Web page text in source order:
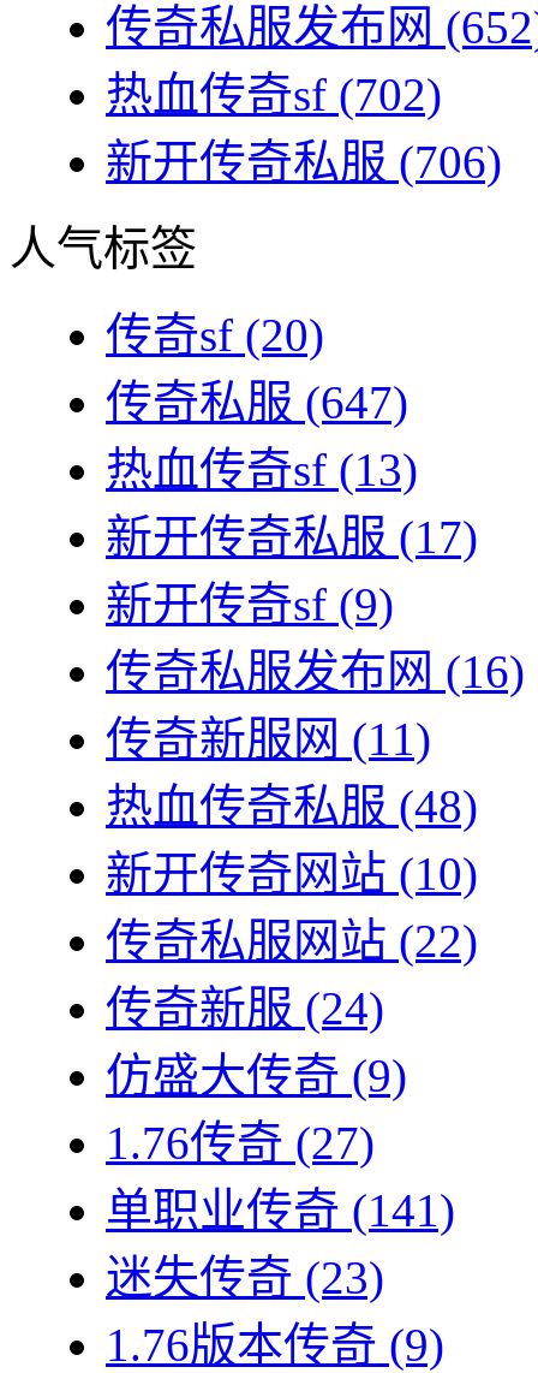
传奇私服发布网
热血传奇sf (702)
新开传奇私服 (706)
人气标签
传奇sf (20)
传奇私服 (647)
热血传奇sf (13)
新开传奇私服 (17)
新开传奇sf (9)
传奇私服发布网 (16)
传奇新服网 (11)
热血传奇私服 (48)
新开传奇网站 (10)
传奇私服网站 (22)
传奇新服 (24)
仿盛大传奇 (9)
1.76传奇 (27)
单职业传奇 (141)
迷失传奇 (23)
1.76版本传奇 (9)